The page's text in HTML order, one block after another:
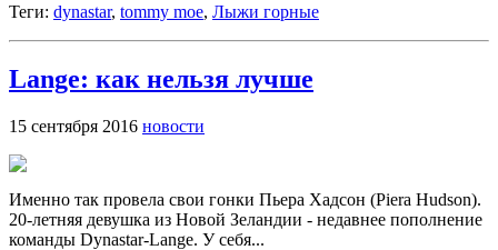
Теги: dynastar, tommy moe, Лыжи горные
Lange: как нельзя лучше
15 сентября 2016 новости
Именно так провела свои гонки Пьера Хадсон (Piera Hudson).
20-летняя девушка из Новой Зеландии - недавнее пополнение
команды Dynastar-Lange. У себя...